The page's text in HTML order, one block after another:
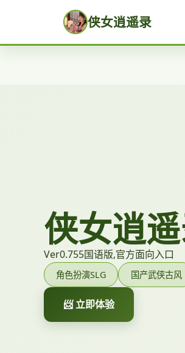
侠女逍遥录
侠女逍
Ver0.755国语版,官方面向入口
角色扮演SLG 国产武侠古风
📨 立即体验